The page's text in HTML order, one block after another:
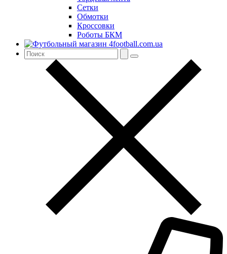
Сетки
Обмотки
Кроссовки
Роботы БКМ